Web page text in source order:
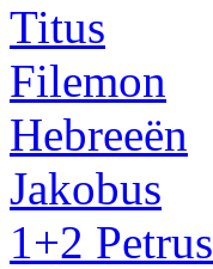
Titus
Filemon
Hebreeën
Jakobus
1+2 Petrus